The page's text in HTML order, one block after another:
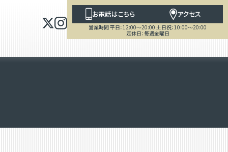
お電話はこちら アクセス
営業時間 平日：12:00～20:00 土日祝：10:00～20:00
定休日：毎週金曜日